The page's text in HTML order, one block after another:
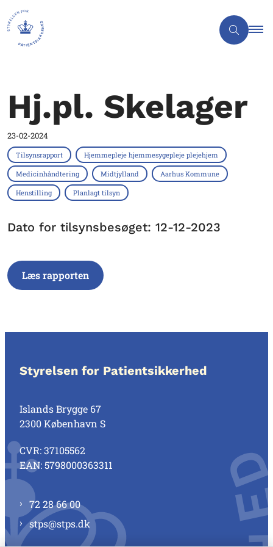
Hj.pl. Skelager
23-02-2024
Tilsynsrapport Hjemmepleje hjemmesygepleje plejehjem
Medicinhåndtering Midtjylland Aarhus Kommune
Henstilling Planlagt tilsyn
Dato for tilsynsbesøget: 12-12-2023
Læs rapporten
Styrelsen for Patientsikkerhed
Islands Brygge 67
2300 København S
CVR: 37105562
EAN: 5798000363311
72 28 66 00
stps@stps.dk